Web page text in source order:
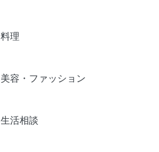
料理
美容・ファッション
生活相談